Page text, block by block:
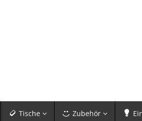
Tische Zubehör